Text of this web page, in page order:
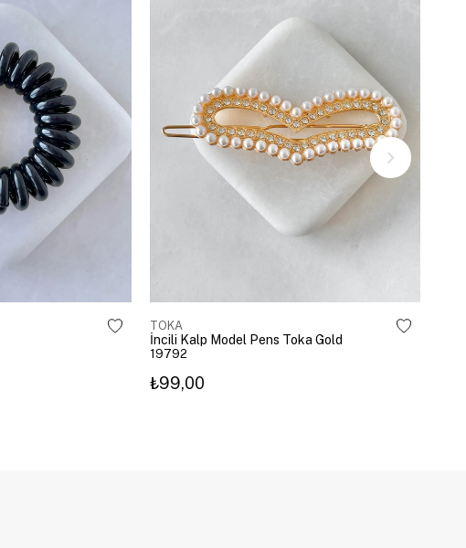
TOKA
İncili Kalp Model Pens Toka Gold
19792
₺99,00